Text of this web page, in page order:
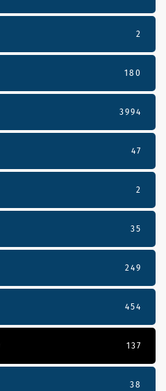
2
180
3994
47
2
35
249
454
137
38